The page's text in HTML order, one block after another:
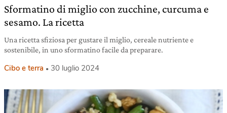
Sformatino di miglio con zucchine, curcuma e
sesamo. La ricetta
Una ricetta sfiziosa per gustare il miglio, cereale nutriente e
sostenibile, in uno sformatino facile da preparare.
Cibo e terra 30 luglio 2024